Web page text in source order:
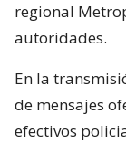
regional
autoridades.
En la
de mensajes
efectivos